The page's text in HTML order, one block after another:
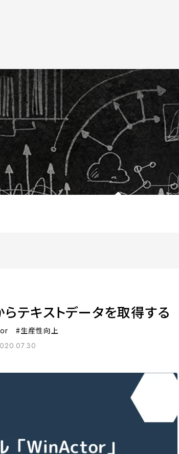
TOP コンテンツ
テキストデータを取得する
生産性向上